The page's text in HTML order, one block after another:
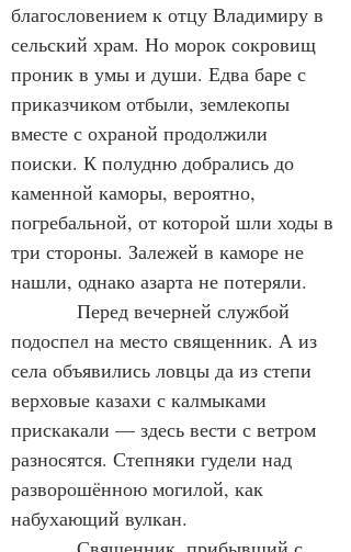
благословением к отцу Владимиру в
сельский храм. Но морок сокровищ
проник в умы и души. Едва баре с
приказчиком отбыли, землекопы
вместе с охраной продолжили
поиски. К полудню добрались до
каменной каморы, вероятно,
погребальной, от которой шли ходы в
три стороны. Залежей в каморе не
нашли, однако азарта не потеряли.
подоспел на место священник. А из
села объявились ловцы да из степи
верховые казахи с калмыками
прискакали — здесь вести с ветром
разносятся. Степняки гудели над
разворошённою могилой, как
набухающий вулкан.